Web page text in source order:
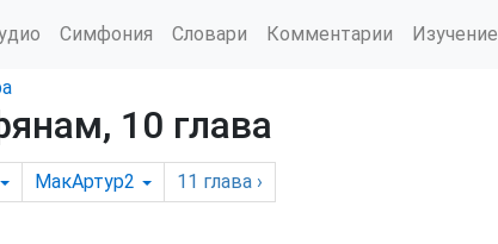
Симфония Словари Комментарии Изучение
10 глава
МакАртур2 11 глава ›